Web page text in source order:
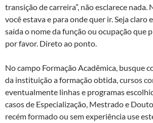
transição de carreira”, não esclarece nada.
você estava e para onde quer ir. Seja claro
saída o nome da função ou ocupação que
por favor. Direto ao ponto.
No campo Formação Acadêmica, busque
da instituição a formação obtida, cursos
eventualmente linhas e programas
casos de Especialização, Mestrado e
recém formado ou sem experiência use